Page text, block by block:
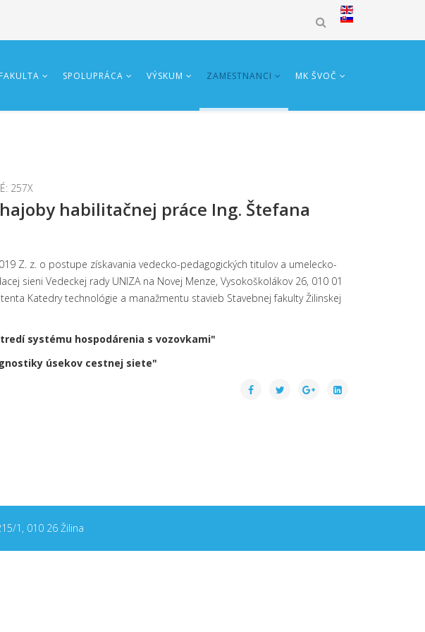
FAKULTA SPOLUPRÁCA VÝSKUM ZAMESTNANCI MK ŠVOČ
257X
habilitačnej práce Ing. Štefana
Z. z. o postupe získavania vedecko-pedagogických titulov a umelecko-
sieni Vedeckej rady UNIZA na Novej Menze, Vysokoškolákov 26, 010 01
Katedry technológie a manažmentu stavieb Stavebnej fakulty Žilinskej
systému hospodárenia s vozovkami"
úsekov cestnej siete"
1, 010 26 Žilina